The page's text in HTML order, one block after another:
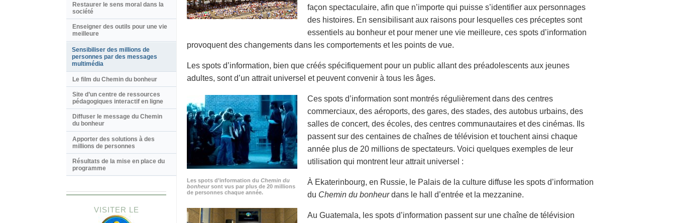
façon spectaculaire, afin que n’importe qui puisse s’identifier aux personnages
des histoires. En sensibilisant aux raisons pour lesquelles ces préceptes sont
essentiels au bonheur et pour mener une vie meilleure, ces spots d’information
provoquent des changements dans les comportements et les points de vue.
Les spots d’information, bien que créés spécifiquement pour un public allant des préadolescents aux jeunes
adultes, sont d’un attrait universel et peuvent convenir à tous les âges.
Les spots d’information du Chemin du
bonheursont vus par plus de 20 millions
de personnes chaque année.
Ces spots d’information sont montrés régulièrement dans des centres
commerciaux, des aéroports, des gares, des stades, des autobus urbains, des
salles de concert, des écoles, des centres communautaires et des cinémas. Ils
passent sur des centaines de chaînes de télévision et touchent ainsi chaque
année plus de 20 millions de spectateurs. Voici quelques exemples de leur
utilisation qui montrent leur attrait universel :
À Ekaterinbourg, en Russie, le Palais de la culture diffuse les spots d’information
du Chemin du bonheurdans le hall d’entrée et la mezzanine.
Au Guatemala, les spots d’information passent sur une chaîne de télévision
Restaurer le sens moral dans la
société
Enseigner des outils pour une vie
meilleure
Sensibiliser des millions de
personnes par des messages
multimédia
Le film du Chemin du bonheur
Site d’un centre de ressources
pédagogiques interactif en ligne
Diffuser le message du Chemin
du bonheur
Apporter des solutions à des
millions de personnes
Résultats de la mise en place du
programme
VISITER LE